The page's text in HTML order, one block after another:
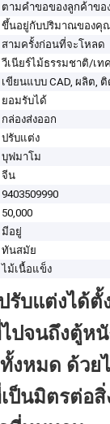
ตามคำขอของลูกค้าข
ขึ้นอยู่กับปริมาณของคุ
สามครั้งก่อนที่จะโหลด
วีเนียร์ไม้ธรรมชาติ/เท
เขียนแบบ CAD, ผลิต,
ยอมรับได้
กล่องส่งออก
ปรับแต่ง
บุฟมาโม
จีน
9403509990
50,000
มีอยู่
ทันสมัย
ไม้เนื้อแข็ง
รับแต่งได้ตั้
ปจนถึงตู้ห
งหมด ด้วย
ป็นมิตรต่อ